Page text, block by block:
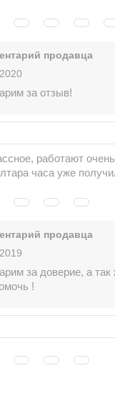
продавца
за отзыв!
работают
часа уже
продавца
за доверие, а
!